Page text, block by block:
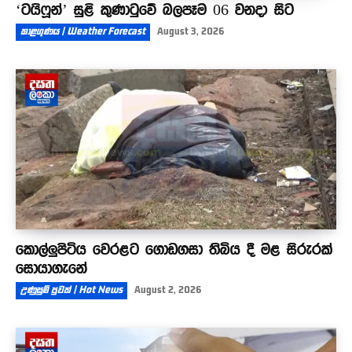
‘ටයිෆූන්’ සුළි කුණාටුවේ බලපෑම 06 වනදා සිට
කාළගුණය | Weather Forecast August 3, 2026
කොල්ලුපිටිය වෙරළට ගොඩගසා තිබිය දී මළ සිරුරක්
සොයාගැනේ
උණුසුම් පුවත් | Hot News August 2, 2026